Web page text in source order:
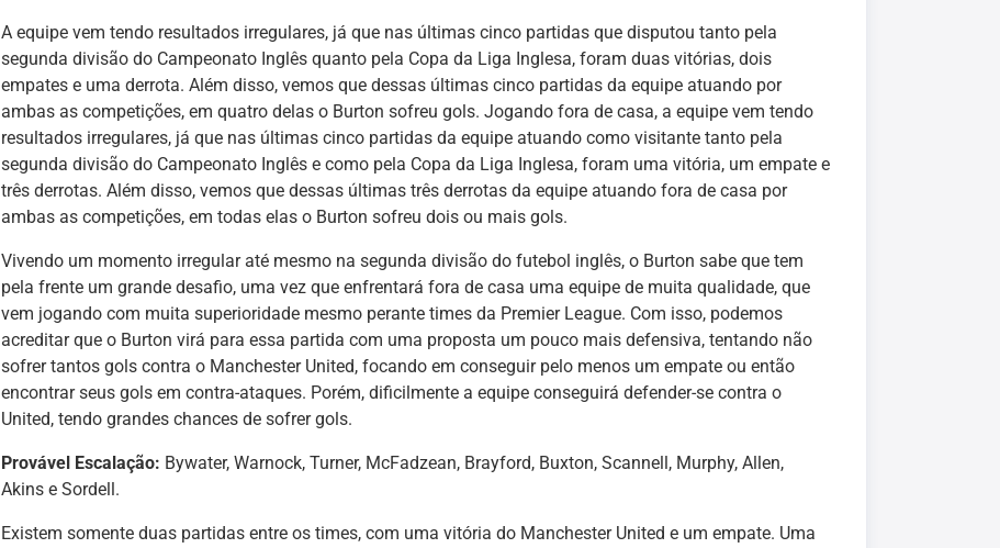
A equipe vem tendo resultados irregulares, já que nas últimas cinco partidas que disputou tanto pela
segunda divisão do Campeonato Inglês quanto pela Copa da Liga Inglesa, foram duas vitórias, dois
empates e uma derrota. Além disso, vemos que dessas últimas cinco partidas da equipe atuando por
ambas as competições, em quatro delas o Burton sofreu gols. Jogando fora de casa, a equipe vem tendo
resultados irregulares, já que nas últimas cinco partidas da equipe atuando como visitante tanto pela
segunda divisão do Campeonato Inglês e como pela Copa da Liga Inglesa, foram uma vitória, um empate e
três derrotas. Além disso, vemos que dessas últimas três derrotas da equipe atuando fora de casa por
ambas as competições, em todas elas o Burton sofreu dois ou mais gols.
Vivendo um momento irregular até mesmo na segunda divisão do futebol inglês, o Burton sabe que tem
pela frente um grande desafio, uma vez que enfrentará fora de casa uma equipe de muita qualidade, que
vem jogando com muita superioridade mesmo perante times da Premier League. Com isso, podemos
acreditar que o Burton virá para essa partida com uma proposta um pouco mais defensiva, tentando não
sofrer tantos gols contra o Manchester United, focando em conseguir pelo menos um empate ou então
encontrar seus gols em contra-ataques. Porém, dificilmente a equipe conseguirá defender-se contra o
United, tendo grandes chances de sofrer gols.
Provável Escalação: Bywater, Warnock, Turner, McFadzean, Brayford, Buxton, Scannell, Murphy, Allen,
Akins e Sordell.
Existem somente duas partidas entre os times, com uma vitória do Manchester United e um empate. Uma